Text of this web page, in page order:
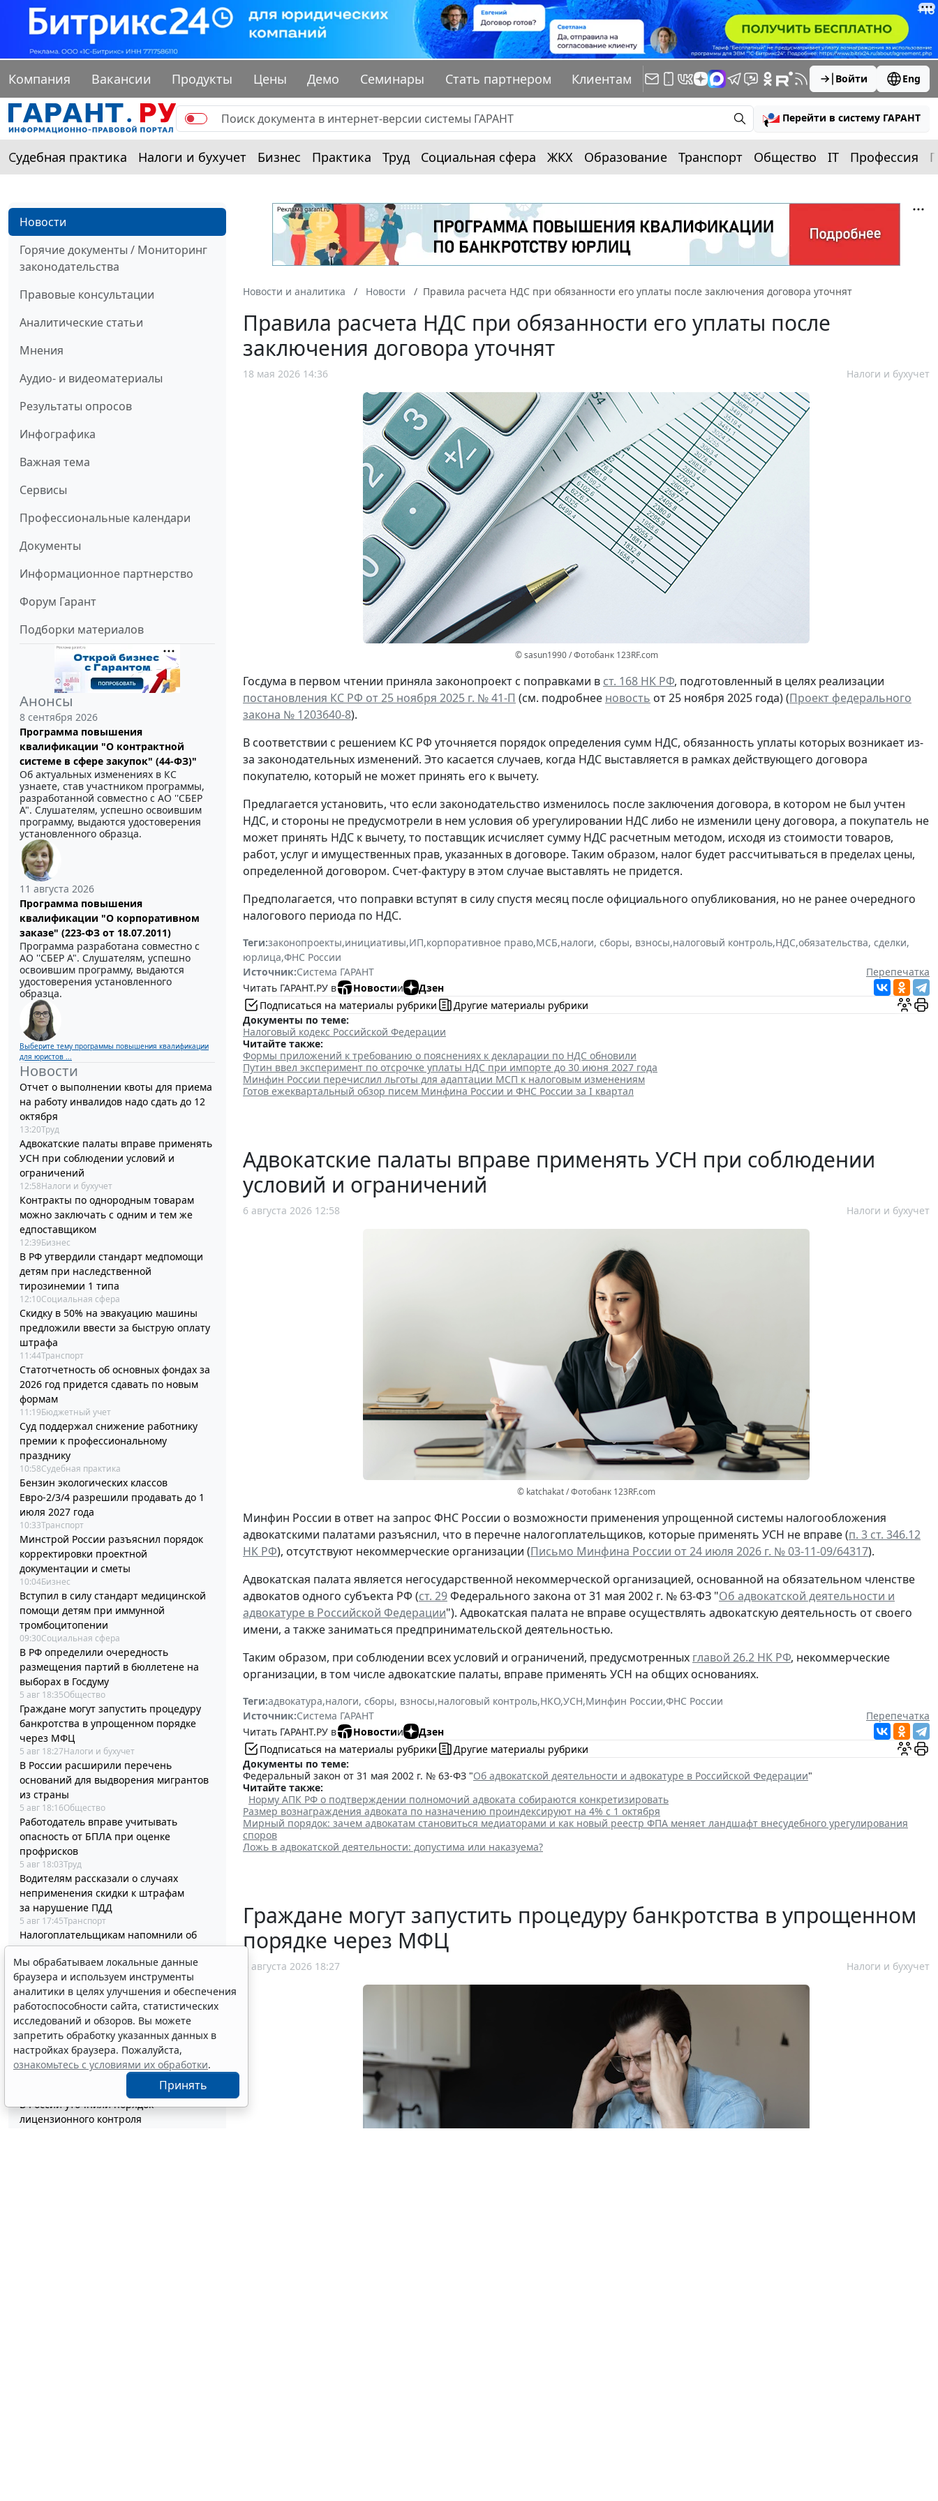
Компания Вакансии Продукты Цены Демо Семинары Стать партнером Клиентам Войти Eng
Перейти в систему ГАРАНТ
Судебная практика Налоги и бухучет Бизнес Практика Труд Социальная сфера ЖКХ Образование Транспорт Общество IT Профессия
Новости
Горячие документы / Мониторинг
законодательства
Правовые консультации
Аналитические статьи
Мнения
Аудио- и видеоматериалы
Результаты опросов
Инфографика
Важная тема
Сервисы
Профессиональные календари
Документы
Информационное партнерство
Форум Гарант
Подборки материалов
Анонсы
8 сентября 2026
Программа повышения
квалификации "О контрактной
системе в сфере закупок" (44-ФЗ)"
Об актуальных изменениях в КС
узнаете, став участником программы,
разработанной совместно с АО ''СБЕР
А". Слушателям, успешно освоившим
программу, выдаются удостоверения
установленного образца.
11 августа 2026
Программа повышения
квалификации "О корпоративном
заказе" (223-ФЗ от 18.07.2011)
Программа разработана совместно с
АО ''СБЕР А". Слушателям, успешно
освоившим программу, выдаются
удостоверения установленного
образца.
Выберите тему программы повышения квалификации
для юристов ...
Новости
Отчет о выполнении квоты для приема
на работу инвалидов надо сдать до 12
октября
13:20Труд
Адвокатские палаты вправе применять
УСН при соблюдении условий и
ограничений
12:58Налоги и бухучет
Контракты по однородным товарам
можно заключать с одним и тем же
едпоставщиком
12:39Бизнес
В РФ утвердили стандарт медпомощи
детям при наследственной
тирозинемии 1 типа
12:10Социальная сфера
Скидку в 50% на эвакуацию машины
предложили ввести за быструю оплату
штрафа
11:44Транспорт
Статотчетность об основных фондах за
2026 год придется сдавать по новым
формам
11:19Бюджетный учет
Суд поддержал снижение работнику
премии к профессиональному
празднику
10:58Судебная практика
Бензин экологических классов
Евро-2/3/4 разрешили продавать до 1
июля 2027 года
10:33Транспорт
Минстрой России разъяснил порядок
корректировки проектной
документации и сметы
10:04Бизнес
Вступил в силу стандарт медицинской
помощи детям при иммунной
тромбоцитопении
09:30Социальная сфера
В РФ определили очередность
размещения партий в бюллетене на
выборах в Госдуму
5 авг 18:35Общество
Граждане могут запустить процедуру
банкротства в упрощенном порядке
через МФЦ
5 авг 18:27Налоги и бухучет
В России расширили перечень
оснований для выдворения мигрантов
из страны
5 авг 18:16Общество
Работодатель вправе учитывать
опасность от БПЛА при оценке
профрисков
5 авг 18:03Труд
Водителям рассказали о случаях
неприменения скидки к штрафам
за нарушение ПДД
5 авг 17:45Транспорт
Налогоплательщикам напомнили об
упрощенном порядке регистрации ККТ
через ЛК
5 авг 17:12Бизнес
Глава государства утвердил поправки в
НК РФ для стабилизации топливного
рынка
5 авг 16:54 Налоги и бухучет
Список актов для работ по
каталогизации в сфере
гособоронзаказа скорректируют
В России уточнили порядок
лицензионного контроля
Новости и аналитика Новости Правила расчета НДС при обязанности его уплаты после заключения договора уточнят
Правила расчета НДС при обязанности его уплаты после
заключения договора уточнят
18 мая 2026 14:36 Налоги и бухучет
© sasun1990 / Фотобанк 123RF.com
Госдума в первом чтении приняла законопроект с поправками в ст. 168 НК РФ, подготовленный в целях реализации
постановления КС РФ от 25 ноября 2025 г. № 41-П (см. подробнее новость от 25 ноября 2025 года) (Проект федерального
закона № 1203640-8).
В соответствии с решением КС РФ уточняется порядок определения сумм НДС, обязанность уплаты которых возникает из-
за законодательных изменений. Это касается случаев, когда НДС выставляется в рамках действующего договора
покупателю, который не может принять его к вычету.
Предлагается установить, что если законодательство изменилось после заключения договора, в котором не был учтен
НДС, и стороны не предусмотрели в нем условия об урегулировании НДС либо не изменили цену договора, а покупатель не
может принять НДС к вычету, то поставщик исчисляет сумму НДС расчетным методом, исходя из стоимости товаров,
работ, услуг и имущественных прав, указанных в договоре. Таким образом, налог будет рассчитываться в пределах цены,
определенной договором. Счет-фактуру в этом случае выставлять не придется.
Предполагается, что поправки вступят в силу спустя месяц после официального опубликования, но не ранее очередного
налогового периода по НДС.
Теги:законопроекты,инициативы,ИП,корпоративное право,МСБ,налоги, сборы, взносы,налоговый контроль,НДС,обязательства, сделки,
юрлица,ФНС России
Источник:Система ГАРАНТ
Перепечатка
Читать ГАРАНТ.РУ в
Новостии
Дзен
Подписаться на материалы рубрики
Другие материалы рубрики
Документы по теме:
Налоговый кодекс Российской Федерации
Читайте также:
Формы приложений к требованию о пояснениях к декларации по НДС обновили
Путин ввел эксперимент по отсрочке уплаты НДС при импорте до 30 июня 2027 года
Минфин России перечислил льготы для адаптации МСП к налоговым изменениям
Готов ежеквартальный обзор писем Минфина России и ФНС России за I квартал
Адвокатские палаты вправе применять УСН при соблюдении
условий и ограничений
6 августа 2026 12:58 Налоги и бухучет
© katchakat / Фотобанк 123RF.com
Минфин России в ответ на запрос ФНС России о возможности применения упрощенной системы налогообложения
адвокатскими палатами разъяснил, что в перечне налогоплательщиков, которые применять УСН не вправе (п. 3 ст. 346.12
НК РФ), отсутствуют некоммерческие организации (Письмо Минфина России от 24 июля 2026 г. № 03-11-09/64317).
Адвокатская палата является негосударственной некоммерческой организацией, основанной на обязательном членстве
адвокатов одного субъекта РФ (ст. 29Федерального закона от 31 мая 2002 г. № 63-ФЗ "Об адвокатской деятельности и
адвокатуре в Российской Федерации"). Адвокатская палата не вправе осуществлять адвокатскую деятельность от своего
имени, а также заниматься предпринимательской деятельностью.
Таким образом, при соблюдении всех условий и ограничений, предусмотренных главой 26.2 НК РФ, некоммерческие
организации, в том числе адвокатские палаты, вправе применять УСН на общих основаниях.
Теги:адвокатура,налоги, сборы, взносы,налоговый контроль,НКО,УСН,Минфин России,ФНС России
Источник:Система ГАРАНТ
Перепечатка
Читать ГАРАНТ.РУ в
Новостии
Дзен
Подписаться на материалы рубрики
Другие материалы рубрики
Документы по теме:
Федеральный закон от 31 мая 2002 г. № 63-ФЗ "Об адвокатской деятельности и адвокатуре в Российской Федерации"
Читайте также:
Норму АПК РФ о подтверждении полномочий адвоката собираются конкретизировать
Размер вознаграждения адвоката по назначению проиндексируют на 4% с 1 октября
Мирный порядок: зачем адвокатам становиться медиаторами и как новый реестр ФПА меняет ландшафт внесудебного урегулирования
споров
Ложь в адвокатской деятельности: допустима или наказуема?
Граждане могут запустить процедуру банкротства в упрощенном
порядке через МФЦ
5 августа 2026 18:27 Налоги и бухучет
Мы обрабатываем локальные данные
браузера и используем инструменты
аналитики в целях улучшения и обеспечения
работоспособности сайта, статистических
исследований и обзоров. Вы можете
запретить обработку указанных данных в
настройках браузера. Пожалуйста,
ознакомьтесь с условиями их обработки.
Принять